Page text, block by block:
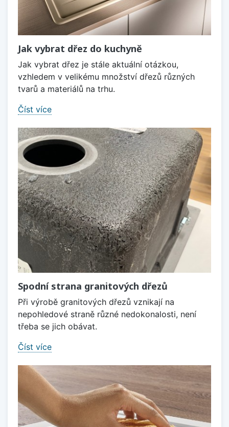
Jak vybrat dřez do kuchyně
Jak vybrat dřez je stále aktuální otázkou,
vzhledem v velikému množství dřezů různých
tvarů a materiálů na trhu.
Číst více
Spodní strana granitových dřezů
Při výrobě granitových dřezů vznikají na
nepohledové straně různé nedokonalosti, není
třeba se jich obávat.
Číst více